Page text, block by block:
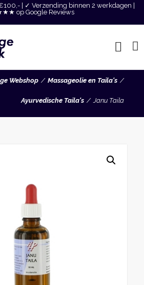
| ✓ Verzending binnen 2 werkdagen |
op Google Reviews
Webshop Massageolie en Taila's
Ayurvedische Taila's Janu Taila